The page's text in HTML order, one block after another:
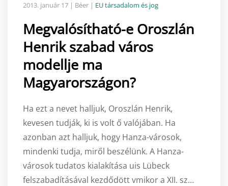
2013. január 17 | Béer | EU társadalom és jog
Megvalósítható-e Oroszlán
Henrik szabad város
modellje ma
Magyarországon?
Ha ezt a nevet halljuk, Oroszlán Henrik,
kevesen tudják, ki is volt ő valójában. Ha
azonban azt halljuk, hogy Hanza-városok,
mindenki tudja, miről beszélünk. A Hanza-
városok tudatos kialakítása uis Lübeck
felszabadításával kezdődött vmikor a XII. sz…